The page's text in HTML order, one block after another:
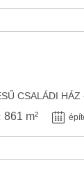
861 m²